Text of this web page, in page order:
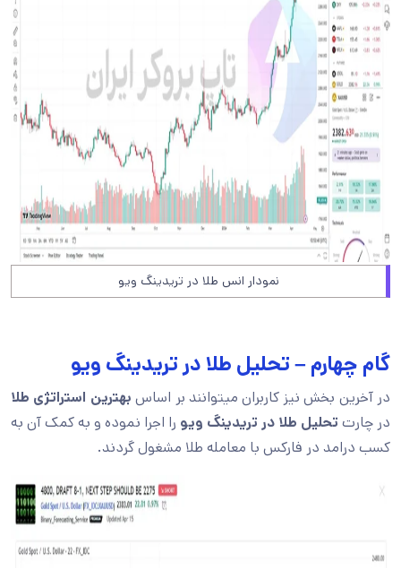
نمودار انس طلا در تریدینگ ویو
گام چهارم – تحلیل طلا در تریدینگ ویو
در آخرین بخش نیز کاربران میتوانند بر اساس بهترین استراتژی طلا
در چارت تحلیل طلا در تریدینگ ویو را اجرا نموده و به کمک آن به
کسب درامد در فارکس با معامله طلا مشغول گردند.